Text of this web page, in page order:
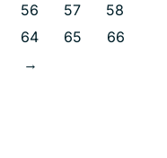
56 57
58
64 65
66
→